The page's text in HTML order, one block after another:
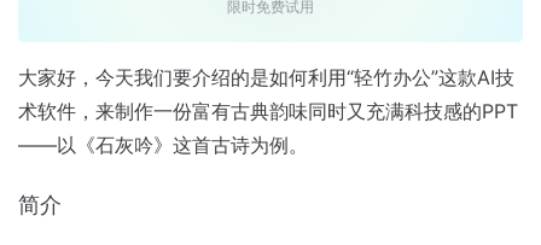
限时免费试用
大家好，今天我们要介绍的是如何利用“轻竹办公”这款AI技
术软件，来制作一份富有古典韵味同时又充满科技感的PPT
——以《石灰吟》这首古诗为例。
简介